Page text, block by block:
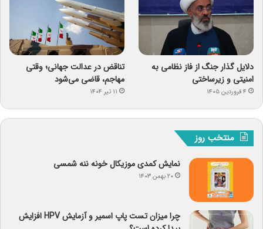
دلایل گذار جنگ از فاز نظامی به
امنیتی و زیرساختی
۴ فروردین ۱۴۰۵
تناقض در عدالت جهانی؛ وقتی
مهاجم، قاضی می‌شود
۱۱ تیر ۱۴۰۴
منتخب روز
نمایش کمدی موزیکال خونه ننه شمسی
۲۰ بهمن ۱۴۰۳
چرا میزان تست پاپ اسمیر و آزمایش HPV افزایش